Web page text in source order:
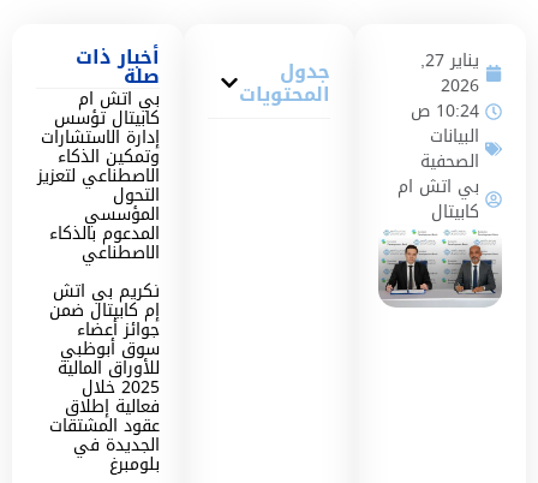
يناير 27,
2026
10:24 ص
البيانات
الصحفية
بي اتش ام
كابيتال
جدول
المحتويات
أخبار ذات
صلة
بي اتش ام
كابيتال تؤسس
إدارة الاستشارات
وتمكين الذكاء
الاصطناعي لتعزيز
التحول
المؤسسي
المدعوم بالذكاء
الاصطناعي
تكريم بي اتش
إم كابيتال ضمن
جوائز أعضاء
سوق أبوظبي
للأوراق المالية
2025 خلال
فعالية إطلاق
عقود المشتقات
الجديدة في
بلومبرغ